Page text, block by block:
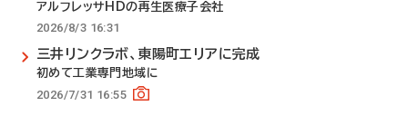
アルフレッサHDの再生医療子会社
2026/8/3 16:31
三井リンクラボ、東陽町エリアに完成
初めて工業専門地域に
2026/7/31 16:55